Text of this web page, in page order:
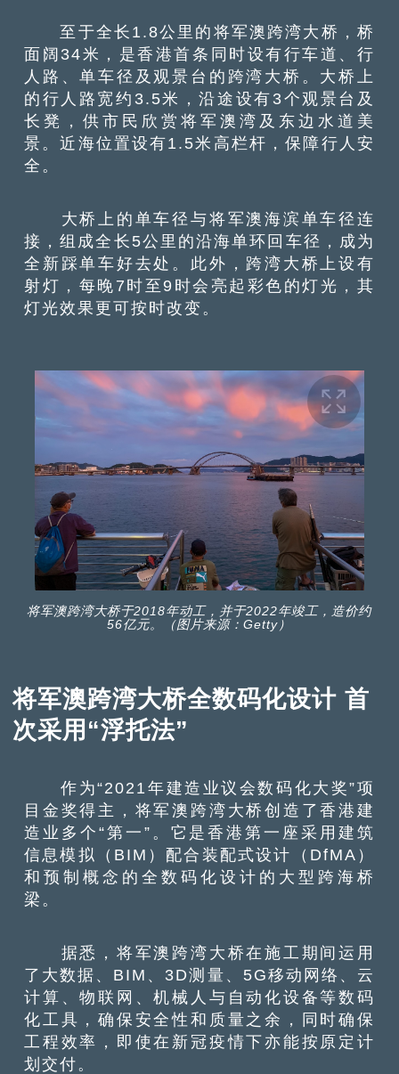
至于全长1.8公里的将军澳跨湾大桥，桥
面阔34米，是香港首条同时设有行车道、行
人路、单车径及观景台的跨湾大桥。大桥上
的行人路宽约3.5米，沿途设有3个观景台及
长凳，供市民欣赏将军澳湾及东边水道美
景。近海位置设有1.5米高栏杆，保障行人安
全。
大桥上的单车径与将军澳海滨单车径连
接，组成全长5公里的沿海单环回车径，成为
全新踩单车好去处。此外，跨湾大桥上设有
射灯，每晚7时至9时会亮起彩色的灯光，其
灯光效果更可按时改变。
将军澳跨湾大桥于2018年动工，并于2022年竣工，造价约
56亿元。（图片来源：Getty）
将军澳跨湾大桥全数码化设计 首
次采用“浮托法”
作为“2021年建造业议会数码化大奖”项
目金奖得主，将军澳跨湾大桥创造了香港建
造业多个“第一”。它是香港第一座采用建筑
信息模拟（BIM）配合装配式设计（DfMA）
和预制概念的全数码化设计的大型跨海桥
梁。
据悉，将军澳跨湾大桥在施工期间运用
了大数据、BIM、3D测量、5G移动网络、云
计算、物联网、机械人与自动化设备等数码
化工具，确保安全性和质量之余，同时确保
工程效率，即使在新冠疫情下亦能按原定计
划交付。